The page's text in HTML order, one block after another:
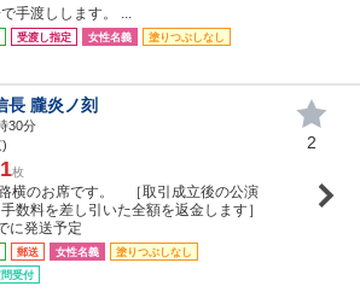
手渡しします。 ...
受渡し指定 女性名義
塗りつぶしなし
長 朧炎ノ刻
30分
1枚
横のお席です。 ［取引成立後の公演
数料を差し引いた全額を返金します］
に発送予定
郵送 女性名義
塗りつぶしなし
受付
2